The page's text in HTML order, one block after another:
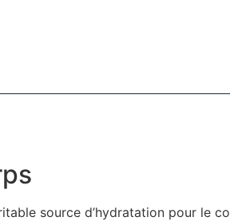
source d’hydratation pour le